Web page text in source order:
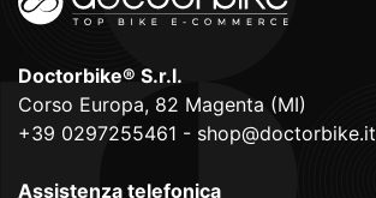
Doctorbike® S.r.l.
Corso Europa, 82 Magenta (MI)
+39 0297255461 - shop@doctorbike.it
Assistenza telefonica